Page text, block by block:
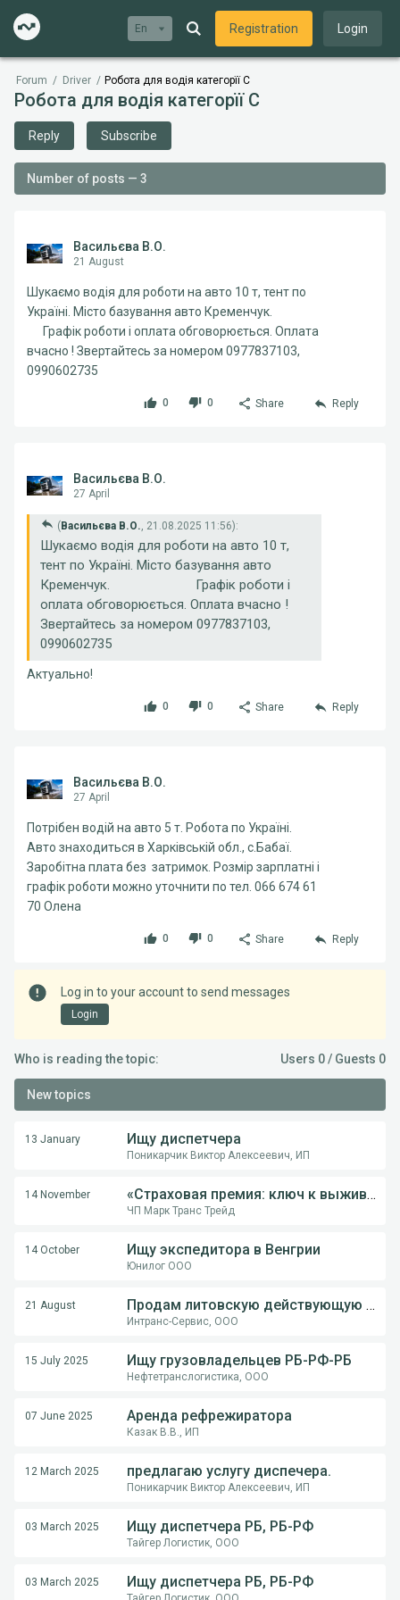
En Registration Login
Forum / Driver / Робота для водія категорїї С
Робота для водія категорїї С
Reply Subscribe
Number of posts — 3
Васильєва В.О.
21 August
Шукаємо водія для роботи на авто 10 т, тент по
Україні. Місто базування авто Кременчук.
Графік роботи і оплата обговорюється. Оплата
вчасно ! Звертайтесь за номером 0977837103,
0990602735
0 0 Share Reply
Васильєва В.О.
27 April
( Васильєва В.О., 21.08.2025 11:56):
Шукаємо водія для роботи на авто 10 т,
тент по Україні. Місто базування авто
Кременчук. Графік роботи і
оплата обговорюється. Оплата вчасно !
Звертайтесь за номером 0977837103,
0990602735
Актуально!
0 0 Share Reply
Васильєва В.О.
27 April
Потрібен водій на авто 5 т. Робота по Україні.
Авто знаходиться в Харківській обл., с.Бабаї.
Заробітна плата без затримок. Розмір зарплатні і
графік роботи можно уточнити по тел. 066 674 61
70 Олена
0 0 Share Reply
Log in to your account to send messages
Login
Who is reading the topic: Users 0 / Guests 0
New topics
13 January Ищу диспетчера
Поникарчик Виктор Алексеевич, ИП
14 November «Страховая премия: ключ к выживанию перевозчика в международной логистике»
ЧП Марк Транс Трейд
14 October Ищу экспедитора в Венгрии
Юнилог ООО
21 August Продам литовскую действующую компанию
Интранс-Сервис, ООО
15 July 2025 Ищу грузовладельцев РБ-РФ-РБ
Нефтетранслогистика, ООО
07 June 2025 Аренда рефрежиратора
Казак В.В., ИП
12 March 2025 предлагаю услугу диспечера.
Поникарчик Виктор Алексеевич, ИП
03 March 2025 Ищу диспетчера РБ, РБ-РФ
Тайгер Логистик, ООО
03 March 2025 Ищу диспетчера РБ, РБ-РФ